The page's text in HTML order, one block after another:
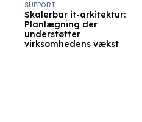
Skalerbar it-arkitektur:
Planlægning der
understøtter
virksomhedens vækst
SUPPORT